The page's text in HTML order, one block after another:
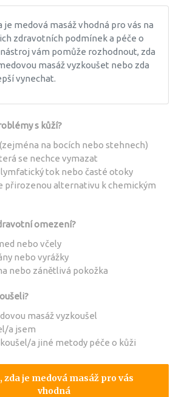
je medová masáž vhodná pro vás na
zdravotních podmínek a péče o
vám pomůže rozhodnout, zda
masáž vyzkoušet nebo zda
vynechat.
s kůží?
na bocích nebo stehnech)
se nechce vymazat
tok nebo časté otoky
přirozenou alternativu k chemickým
omezení?
nebo včely
nebo vyrážky
nebo zánětlivá pokožka
masáž vyzkoušel
a jsem
a jiné metody péče o kůži
zda je medová masáž pro vás
vhodná